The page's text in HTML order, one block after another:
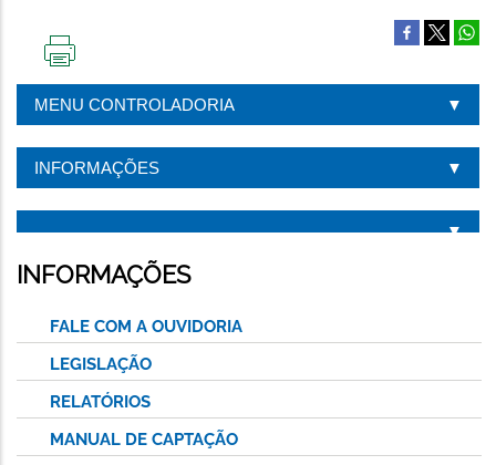
PÁGINA
MENU CONTROLADORIA
INFORMAÇÕES
INFORMAÇÕES
FALE COM A OUVIDORIA
LEGISLAÇÃO
RELATÓRIOS
MANUAL DE CAPTAÇÃO